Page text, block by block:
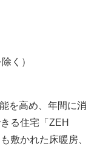
く）
を高め、年間に消
る住宅「ZEH
敷かれた床暖房、